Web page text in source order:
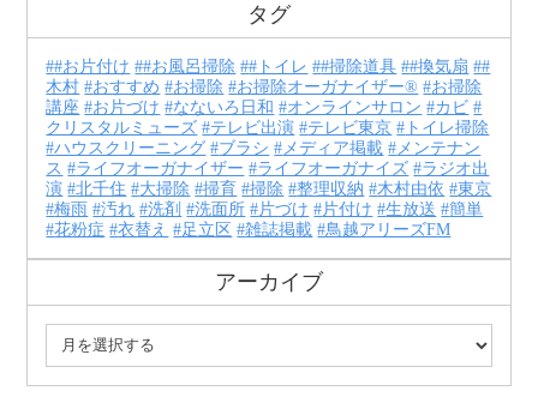
タグ
#お片付け #お風呂掃除 #トイレ #掃除道具 #換気扇
#
木村
おすすめ お掃除 お掃除オーガナイザー®
お掃除
講座
お片づけ なないろ日和 オンラインサロン
カビ
クリスタルミューズ
テレビ出演 テレビ東京
トイレ掃除
ハウスクリーニング
ブラシ メディア掲載
メンテナン
ス
ライフオーガナイザー ライフオーガナイズ
ラジオ出
演
北千住 大掃除 掃育 掃除 整理収納 木村由依
東京
梅雨
汚れ 洗剤 洗面所 片づけ 片付け 生放送
簡単
花粉症
衣替え 足立区 雑誌掲載 鳥越アリーズFM
アーカイブ